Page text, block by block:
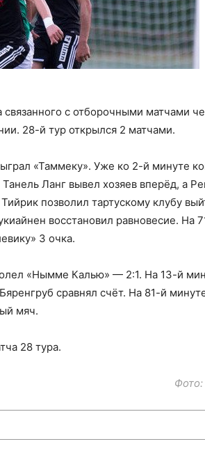
связанного с отборочными матчами
28-й тур открылся 2 матчами.
«Таммеку». Уже ко 2-й минуте
Ланг вывел хозяев вперёд, а
позволил тартускому клубу
восстановил равновесие. На
3 очка.
«Нымме Калью» — 2:1. На 13-й
сравнял счёт. На 81-й
мяч.
28 тура.